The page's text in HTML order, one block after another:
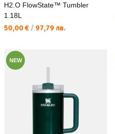
H2.O FlowState™ Tumbler
1.18L
Текуща цена:
50,00 € / 97,79 лв.
NEW